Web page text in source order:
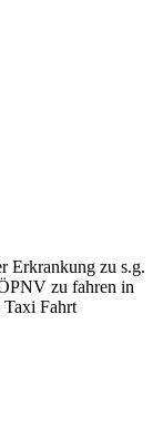
Erkrankung zu s.g.
zu fahren in
Taxi Fahrt